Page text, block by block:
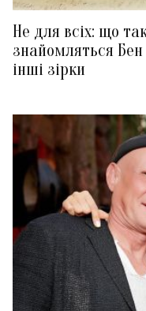
Не для всіх: що
знайомляться
інші зірки